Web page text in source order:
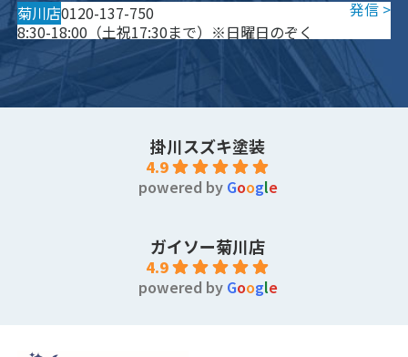
菊川店0120-137-750
8:30-18:00（土祝17:30まで）※日曜日のぞく
掛川スズキ塗装
4.9
powered by Google
ガイソー菊川店
4.9
powered by Google